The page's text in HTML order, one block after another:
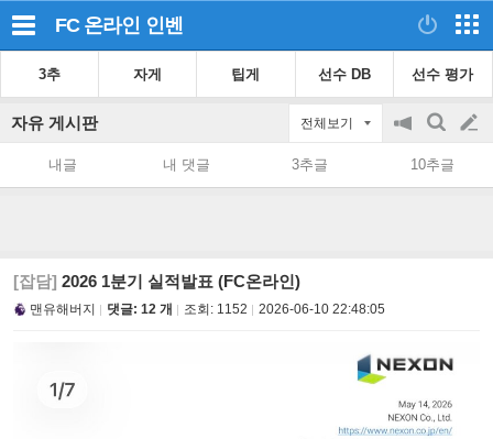
FC 온라인 인벤
3추 자게 팁게 선수 DB 선수 평가
자유 게시판 전체보기
공
지
on/off
검
색
글
쓰
내글 내 댓글 3추글 10추글
[잡담] 2026 1분기 실적발표 (FC온라인)
맨유해버지 댓글: 12 개 조회: 1152 2026-06-10 22:48:05